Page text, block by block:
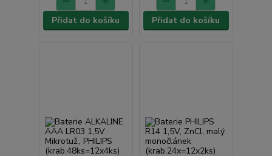
Přidat do košíku Přidat do košíku